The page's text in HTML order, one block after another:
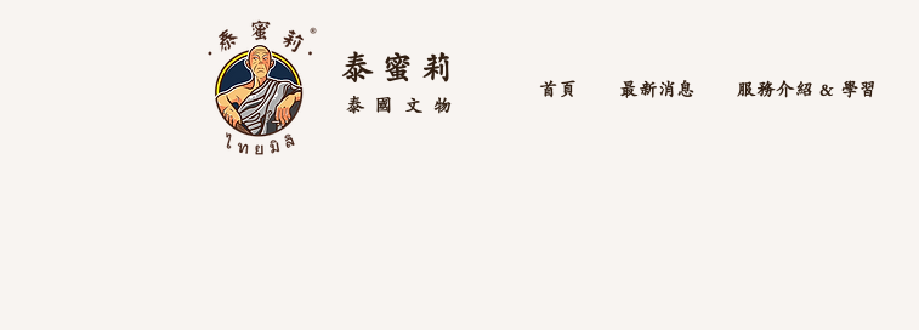
泰 蜜 莉
文物
泰國
首頁 最新消息 服務介紹 & 學習